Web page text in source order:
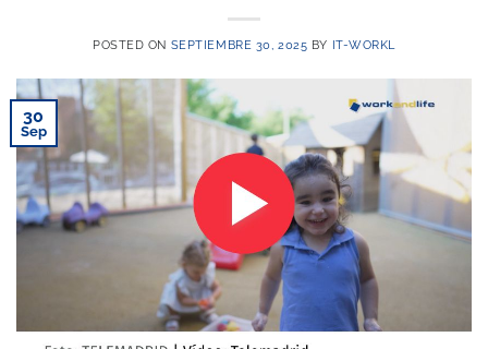
POSTED ON SEPTIEMBRE 30, 2025 BY IT-WORKL
30
Sep